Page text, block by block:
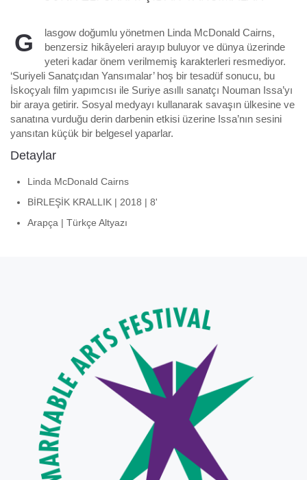
G
lasgow doğumlu yönetmen Linda McDonald Cairns,
benzersiz hikâyeleri arayıp buluyor ve dünya üzerinde
yeteri kadar önem verilmemiş karakterleri resmediyor.
‘Suriyeli Sanatçıdan Yansımalar’ hoş bir tesadüf sonucu, bu
İskoçyalı film yapımcısı ile Suriye asıllı sanatçı Nouman Issa’yı
bir araya getirir. Sosyal medyayı kullanarak savaşın ülkesine ve
sanatına vurduğu derin darbenin etkisi üzerine Issa’nın sesini
yansıtan küçük bir belgesel yaparlar.
Detaylar
Linda McDonald Cairns
BİRLEŞİK KRALLIK | 2018 | 8'
Arapça | Türkçe Altyazı